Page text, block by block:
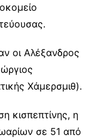
οι Αλέξανδρος
Χάμερσμιθ).
κισπεπτίνης, η
σε 51 από